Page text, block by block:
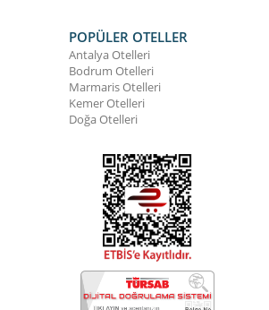
POPÜLER OTELLER
Antalya Otelleri
Bodrum Otelleri
Marmaris Otelleri
Kemer Otelleri
Doğa Otelleri